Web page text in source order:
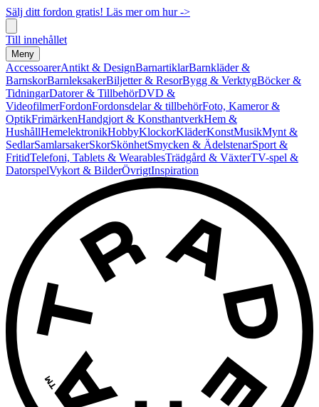
Sälj ditt fordon gratis! Läs mer om hur ->
Till innehållet
Meny
AccessoarerAntikt & DesignBarnartiklarBarnkläder &
BarnskorBarnleksakerBiljetter & ResorBygg & VerktygBöcker &
TidningarDatorer & TillbehörDVD &
VideofilmerFordonFordonsdelar & tillbehörFoto, Kameror &
OptikFrimärkenHandgjort & KonsthantverkHem &
HushållHemelektronikHobbyKlockorKläderKonstMusikMynt &
SedlarSamlarsakerSkorSkönhetSmycken & ÄdelstenarSport &
FritidTelefoni, Tablets & WearablesTrädgård & VäxterTV-spel &
DatorspelVykort & BilderÖvrigtInspiration